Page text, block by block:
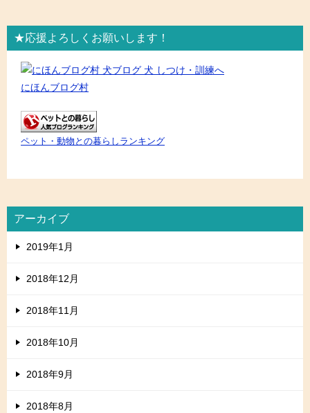
★応援よろしくお願いします！
にほんブログ村
ペット・動物との暮らしランキング
アーカイブ
2019年1月
2018年12月
2018年11月
2018年10月
2018年9月
2018年8月